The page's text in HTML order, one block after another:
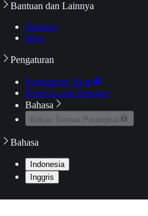
Bantuan dan Lainnya
Bantuan
Blog
Pengaturan
Pengaturan Akun
Pemeriksaan Jaringan
Bahasa
Keluar Semua Perangkat
Bahasa
Indonesia
Inggris